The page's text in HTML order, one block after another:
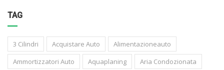
TAG
3 Cilindri Acquistare Auto
Alimentazioneauto
Ammortizzatori Auto
Aquaplaning
Aria Condozionata